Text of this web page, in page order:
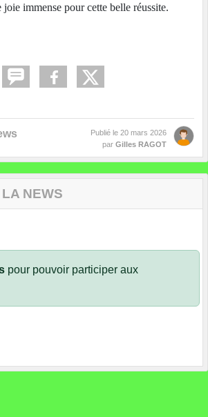
joie immense pour cette belle réussite.
Publié le 20 mars 2026
par Gilles RAGOT
NEWS
pour pouvoir participer aux